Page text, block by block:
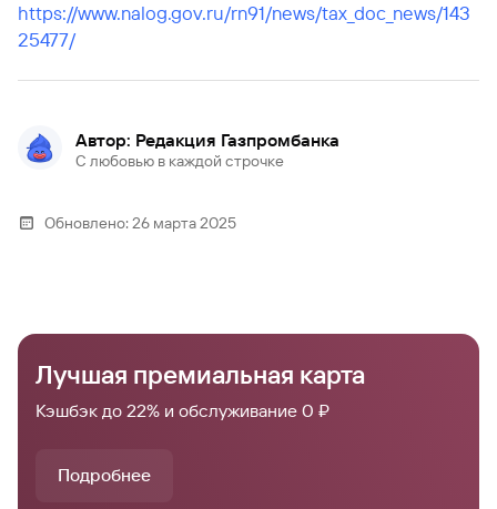
https://www.nalog.gov.ru/rn91/news/tax_doc_news/143
25477/
Автор: Редакция Газпромбанка
С любовью в каждой строчке
Обновлено:26 марта 2025
Лучшая премиальная карта
Кэшбэк до 22% и обслуживание 0 ₽
Подробнее